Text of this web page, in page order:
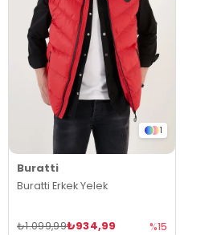
1
Buratti
Buratti Erkek Yelek
₺934,99
₺1.099,99 %15